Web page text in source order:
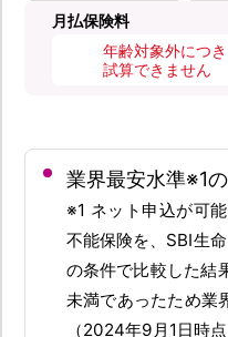
月払保険料
年齢対象外につき
試算できません
業界最安水準※1
※1 ネット申込が可
不能保険を、SBI生
の条件で比較した結
未満であったため業
（2024年9月1日時点